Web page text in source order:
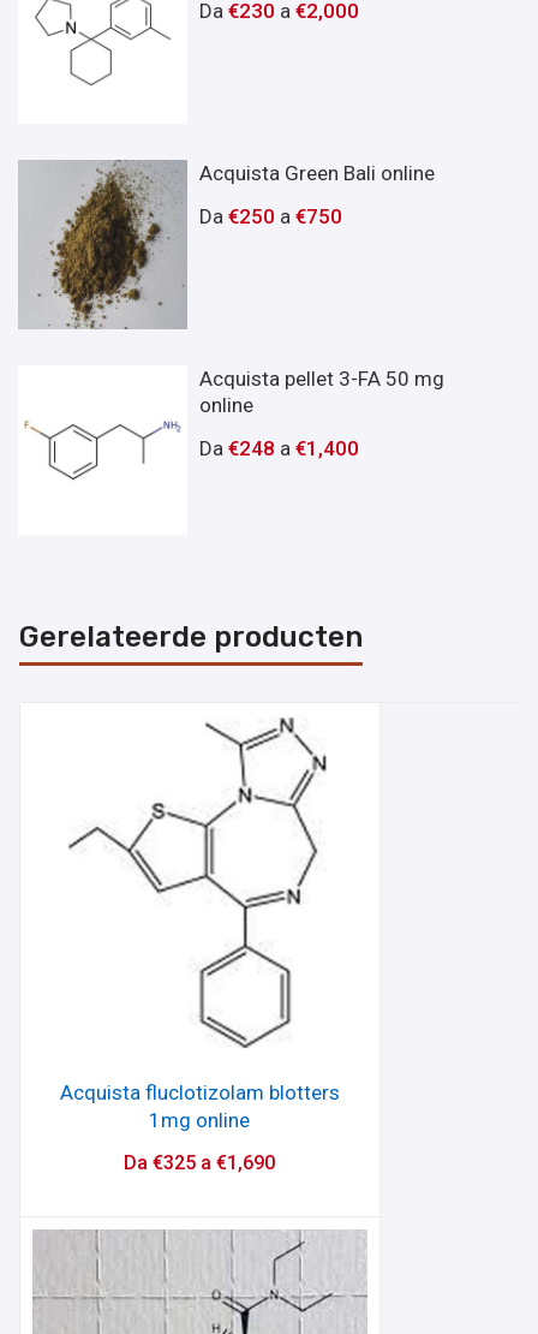
Da€230 a€2,000
Acquista Green Bali online
Da€250 a€750
Acquista pellet 3-FA 50 mg
online
Da€248 a€1,400
Gerelateerde producten
Acquista fluclotizolam blotters
1mg online
Da€325 a€1,690